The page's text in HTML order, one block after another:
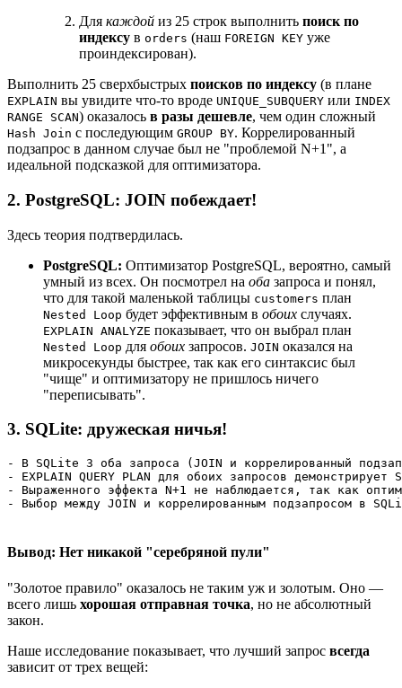
Для каждой из 25 строк выполнить поиск по
индексу в orders (наш FOREIGN KEY уже
проиндексирован).
Выполнить 25 сверхбыстрых поисков по индексу (в плане
EXPLAIN вы увидите что-то вроде UNIQUE_SUBQUERY или INDEX
RANGE SCAN) оказалось в разы дешевле, чем один сложный
Hash Join с последующим GROUP BY. Коррелированный
подзапрос в данном случае был не "проблемой N+1", а
идеальной подсказкой для оптимизатора.
2. PostgreSQL: JOIN побеждает!
Здесь теория подтвердилась.
PostgreSQL: Оптимизатор PostgreSQL, вероятно, самый
умный из всех. Он посмотрел на оба запроса и понял,
что для такой маленькой таблицы customers план
Nested Loop будет эффективным в обоих случаях.
EXPLAIN ANALYZE показывает, что он выбрал план
Nested Loop для обоих запросов. JOIN оказался на
микросекунды быстрее, так как его синтаксис был
"чище" и оптимизатору не пришлось ничего
"переписывать".
3. SQLite: дружеская ничья!
- В SQLite 3 оба запроса (JOIN и коррелированный
- EXPLAIN QUERY PLAN для обоих запросов
- Выраженного эффекта N+1 не наблюдается, так как
Вывод: Нет никакой "серебряной пули"
"Золотое правило" оказалось не таким уж и золотым. Оно —
всего лишь хорошая отправная точка, но не абсолютный
закон.
Наше исследование показывает, что лучший запрос всегда
зависит от трех вещей: